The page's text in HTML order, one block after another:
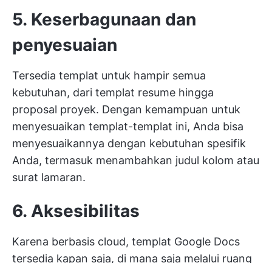
5. Keserbagunaan dan
penyesuaian
Tersedia templat untuk hampir semua
kebutuhan, dari templat resume hingga
proposal proyek. Dengan kemampuan untuk
menyesuaikan templat-templat ini, Anda bisa
menyesuaikannya dengan kebutuhan spesifik
Anda, termasuk menambahkan judul kolom atau
surat lamaran.
6. Aksesibilitas
Karena berbasis cloud, templat Google Docs
tersedia kapan saja, di mana saja melalui ruang